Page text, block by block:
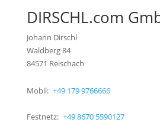
DIRSCHL.com
Johann Dirschl
Waldberg 84
84571 Reischach
Mobil: +49 179 9766666
Festnetz: +49 8670 5590127